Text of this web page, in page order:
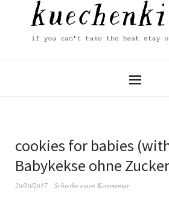
cookies for babies
Babykekse ohne Zucker
20/10/2017 Schreibe einen Kommentar